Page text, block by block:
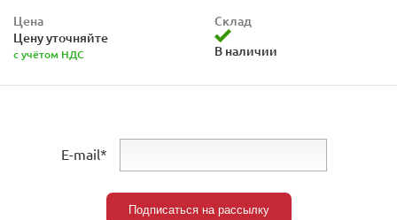
Цена
Цену уточняйте
с учётом НДС
Склад
В наличии
E-mail*